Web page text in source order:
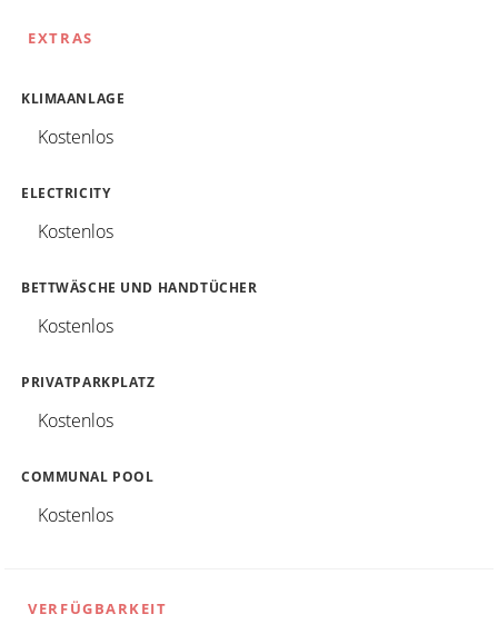
EXTRAS
KLIMAANLAGE
Kostenlos
ELECTRICITY
Kostenlos
BETTWÄSCHE UND HANDTÜCHER
Kostenlos
PRIVATPARKPLATZ
Kostenlos
COMMUNAL POOL
Kostenlos
VERFÜGBARKEIT